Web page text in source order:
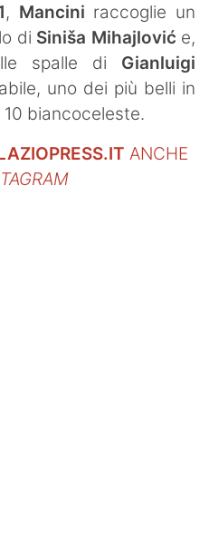
, Mancini raccoglie un
di Siniša Mihajlović e,
spalle di Gianluigi
uno dei più belli in
biancoceleste.
ANCHE